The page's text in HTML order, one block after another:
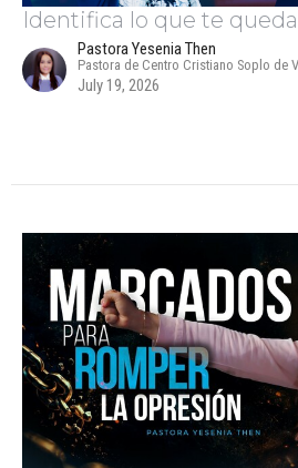
Identifica lo que te queda
Pastora Yesenia Then
Pastora de Centro Cristiano Soplo de
July 19, 2026